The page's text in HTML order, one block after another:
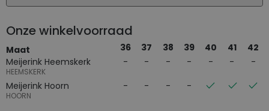
Onze winkelvoorraad
Maat 36 37 38 39 40 41
42
Meijerink Heemskerk
HEEMSKERK
Meijerink Hoorn
HOORN